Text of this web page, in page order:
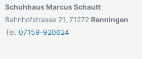
Schuhhaus Marcus Schautt
Bahnhofstrasse 21, 71272 Renningen
Tel. 07159-920624